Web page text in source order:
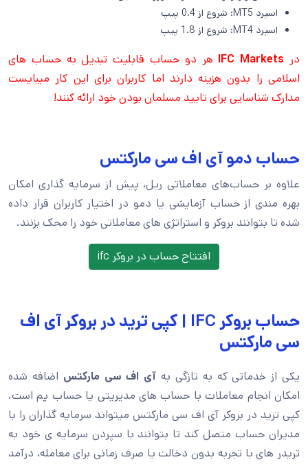
اسپرد MT5: شروع از 0.4 پیپ
اسپرد MT4: شروع از 1.8 پیپ
در IFC Markets هر دو حساب قابلیت تبدیل به حساب های
اسلامی را بدون هزینه دارند اما کاربران برای این کار میبایست
مدارک شناسایی برای تایید مسلمان بودن خود ارائه کنند!
حساب دمو آی اف سی مارکتس
علاوه بر حساب‌های معاملاتی ریل، پیش از سرمایه گذاری امکان
بهره مندی از حساب آزمایشی یا دمو در اختیار کاربران قرار داده
شده تا بتوانند بروکر و استراتژی های معاملاتی خود را محک بزنند.
افتتاح حساب در بروکر ifc
حساب بروکر IFC | کپی ترید در بروکر آی اف
سی مارکتس
یکی از خدماتی که به تازگی به آی اف سی مارکتس اضافه شده
امکان انجام معاملات با حساب های مدیریتی یا حساب پم است.
کپی ترید در بروکر آی اف سی مارکتس میتواند سرمایه گذاران را با
مدیران حساب متصل کند تا بتوانند با سپردن سرمایه ی خود به
تریدر های با تجربه بدون دخالت یا صرف زمانی برای معامله، درآمد